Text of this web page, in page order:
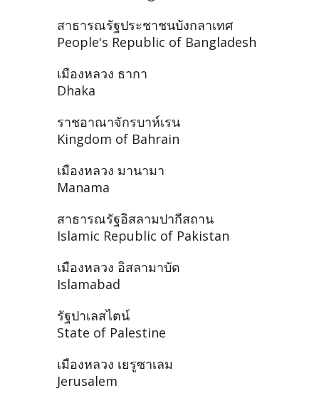
สาธารณรัฐประชาชนบังกลาเทศ
People's Republic of Bangladesh
เมืองหลวง ธากา
Dhaka
ราชอาณาจักรบาห์เรน
Kingdom of Bahrain
เมืองหลวง มานามา
Manama
สาธารณรัฐอิสลามปากีสถาน
Islamic Republic of Pakistan
เมืองหลวง อิสลามาบัด
Islamabad
รัฐปาเลสไตน์
State of Palestine
เมืองหลวง เยรูซาเลม
Jerusalem